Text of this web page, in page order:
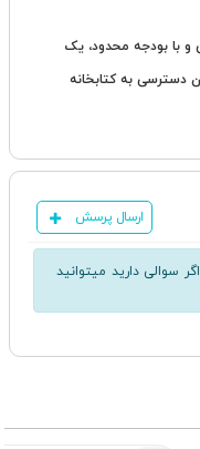
و با بودجه محدود، یک
دسترسی به کتابخانه
ارسال پرسش
دارید میتوانید